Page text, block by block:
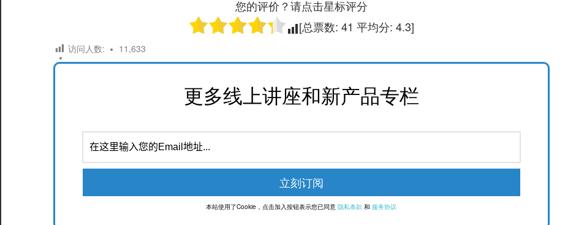
您的评价？请点击星标评分
[总票数: 41 平均分: 4.3]
访问人数: 11,633
更多线上讲座和新产品专栏
本站使用了Cookie，点击加入按钮表示您已同意隐私条款 和 服务协议